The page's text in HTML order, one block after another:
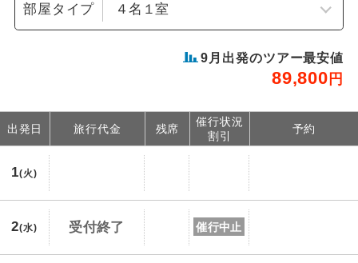
部屋タイプ
9 月出発のツアー最安値
89,800 円
出発日 旅行代金 残席
催行状況
割引
予約
1(火)
2(水) 受付終了 催行中止